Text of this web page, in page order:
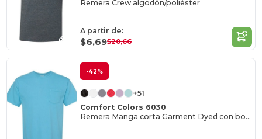
Remera Crew algodón/poliéster
A partir de:
$6,69$20,66
-42%
+51
Comfort Colors 6030
Remera Manga corta Garment Dyed con bolsillo